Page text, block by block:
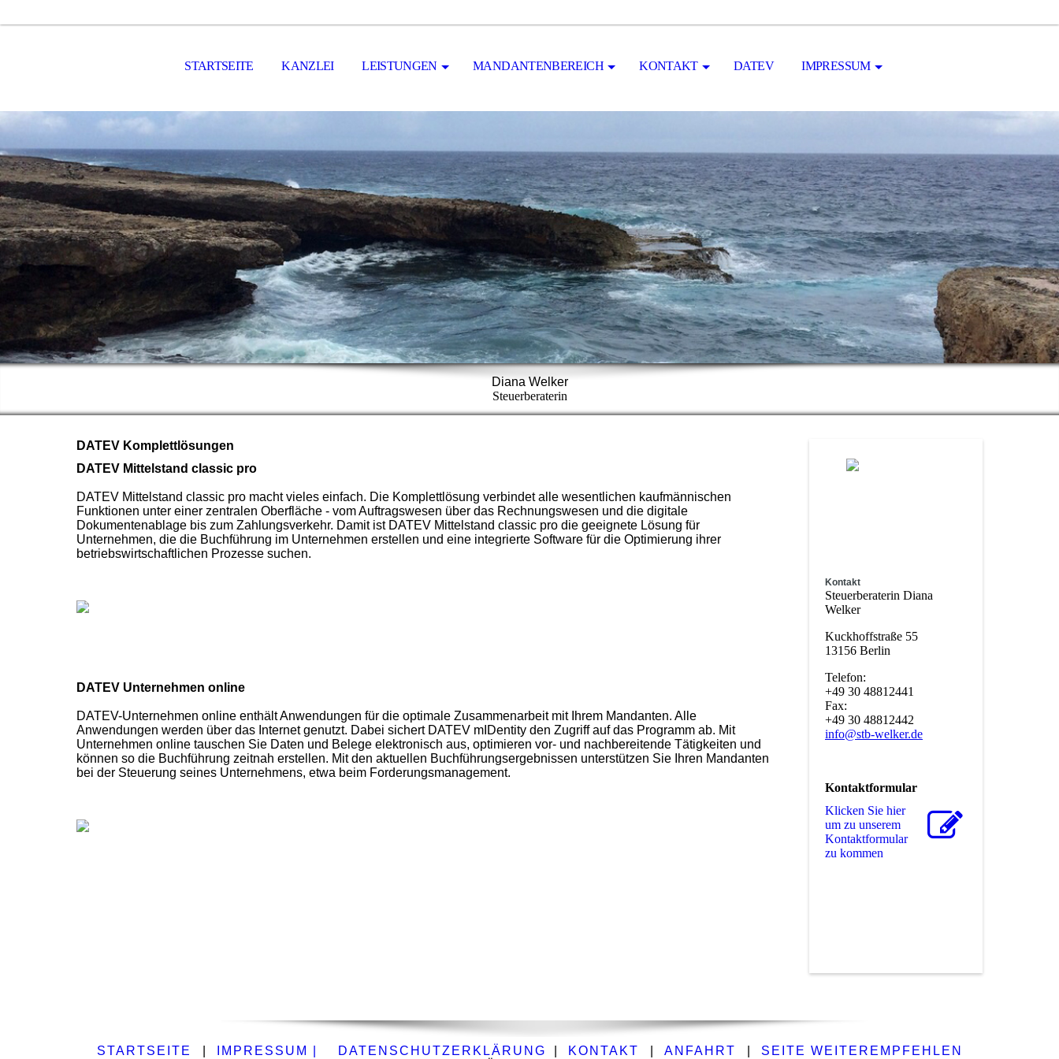
STARTSEITE KANZLEI LEISTUNGEN MANDANTENBEREICH KONTAKT DATEV IMPRESSUM
Diana Welker
Steuerberaterin
DATEV Komplettlösungen
DATEV Mittelstand classic pro
DATEV Mittelstand classic pro macht vieles einfach. Die Komplettlösung verbindet alle wesentlichen kaufmännischen
Funktionen unter einer zentralen Oberfläche - vom Auftragswesen über das Rechnungswesen und die digitale
Dokumentenablage bis zum Zahlungsverkehr. Damit ist DATEV Mittelstand classic pro die geeignete Lösung für
Unternehmen, die die Buchführung im Unternehmen erstellen und eine integrierte Software für die Optimierung ihrer
betriebswirtschaftlichen Prozesse suchen.
DATEV Unternehmen online
DATEV-Unternehmen online enthält Anwendungen für die optimale Zusammenarbeit mit Ihrem Mandanten. Alle
Anwendungen werden über das Internet genutzt. Dabei sichert DATEV mIDentity den Zugriff auf das Programm ab. Mit
Unternehmen online tauschen Sie Daten und Belege elektronisch aus, optimieren vor- und nachbereitende Tätigkeiten und
können so die Buchführung zeitnah erstellen. Mit den aktuellen Buchführungsergebnissen unterstützen Sie Ihren Mandanten
bei der Steuerung seines Unternehmens, etwa beim Forderungsmanagement.
Kontakt
Steuerberaterin Diana
Welker
Kuckhoffstraße 55
13156 Berlin
Telefon:
+49 30 48812441
Fax:
+49 30 48812442
info@stb-welker.de
Kontaktformular
Klicken Sie hier
um zu unserem
Kon­takt­for­mu­lar
zu kommen
STARTSEITE IMPRESSUM | DATENSCHUTZERKLÄRUNG KONTAKT ANFAHRT
SEITE WEITEREMPFEHLEN